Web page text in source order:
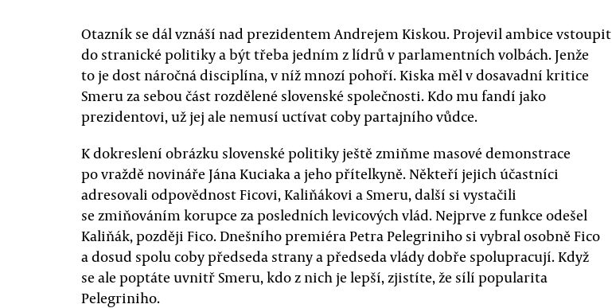
Otazník se dál vznáší nad prezidentem Andrejem Kiskou. Projevil ambice vstoupit
do stranické politiky a být třeba jedním z lídrů v parlamentních volbách. Jenže
to je dost náročná disciplína, v níž mnozí pohoří. Kiska měl v dosavadní kritice
Smeru za sebou část rozdělené slovenské společnosti. Kdo mu fandí jako
prezidentovi, už jej ale nemusí uctívat coby partajního vůdce.
K dokreslení obrázku slovenské politiky ještě zmiňme masové demonstrace
po vraždě novináře Jána Kuciaka a jeho přítelkyně. Někteří jejich účastníci
adresovali odpovědnost Ficovi, Kaliňákovi a Smeru, další si vystačili
se zmiňováním korupce za posledních levicových vlád. Nejprve z funkce odešel
Kaliňák, později Fico. Dnešního premiéra Petra Pelegriniho si vybral osobně Fico
a dosud spolu coby předseda strany a předseda vlády dobře spolupracují. Když
se ale poptáte uvnitř Smeru, kdo z nich je lepší, zjistíte, že sílí popularita
Pelegriniho.